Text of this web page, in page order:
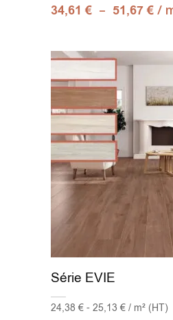
34,61€ – 51,67€ /
Série EVIE
24,38 € - 25,13 € / m² (HT)